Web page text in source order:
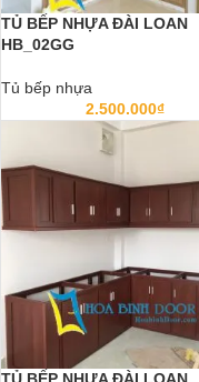
TỦ BẾP NHỰA ĐÀI LOAN
HB_02GG
Tủ bếp nhựa
2.500.000₫
TỦ BẾP NHỰA ĐÀI LOAN